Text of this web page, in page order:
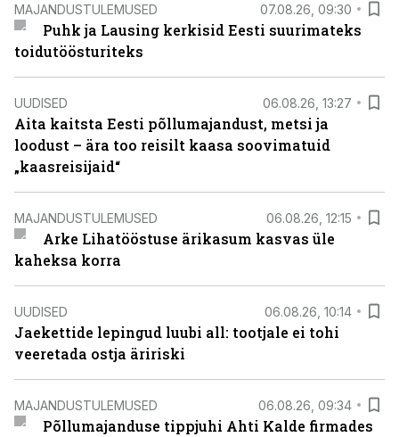
MAJANDUSTULEMUSED 07.08.26, 09:30
Puhk ja Lausing kerkisid Eesti suurimateks
toidutöösturiteks
UUDISED 06.08.26, 13:27
Aita kaitsta Eesti põllumajandust, metsi ja
loodust – ära too reisilt kaasa soovimatuid
„kaasreisijaid“
MAJANDUSTULEMUSED 06.08.26, 12:15
Arke Lihatööstuse ärikasum kasvas üle
kaheksa korra
UUDISED 06.08.26, 10:14
Jaekettide lepingud luubi all: tootjale ei tohi
veeretada ostja äririski
MAJANDUSTULEMUSED 06.08.26, 09:34
Põllumajanduse tippjuhi Ahti Kalde firmades